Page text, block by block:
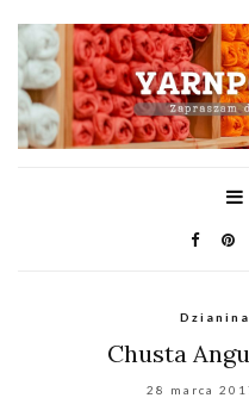
Dzianina
Chusta
28 marca